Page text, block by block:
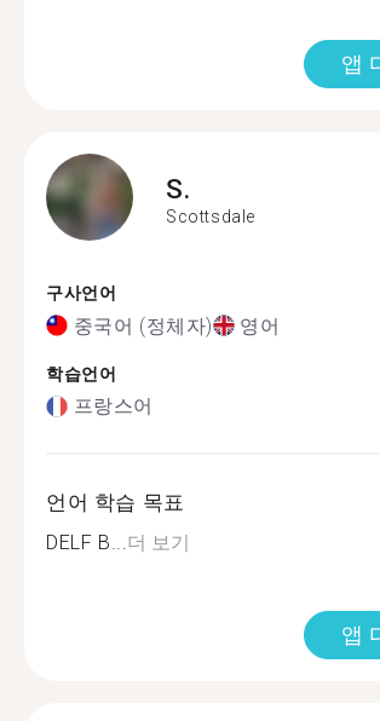
앱
S.
Scottsdale
구사언어
중국어 (정체자) 영어
학습언어
프랑스어
언어 학습 목표
DELF B...더 보기
앱